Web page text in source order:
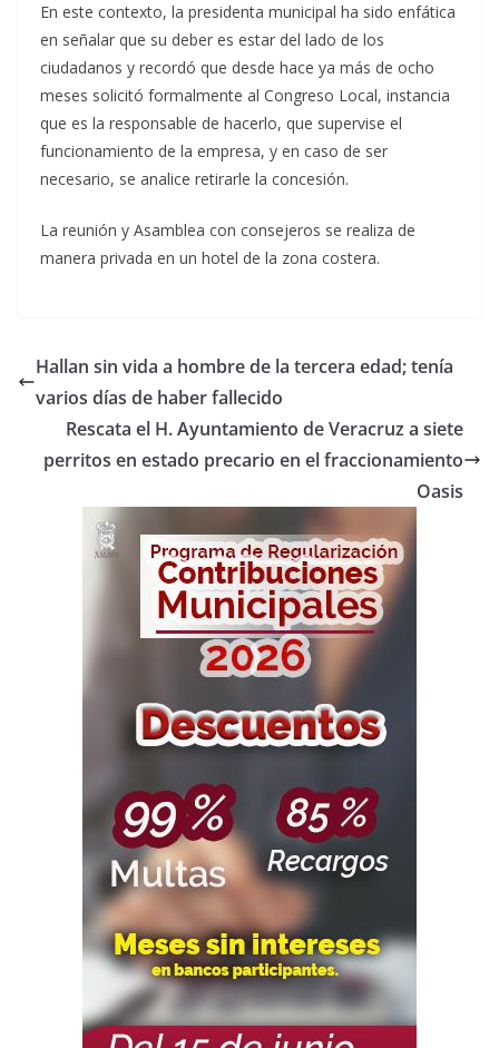
En este contexto, la presidenta municipal ha sido enfática
en señalar que su deber es estar del lado de los
ciudadanos y recordó que desde hace ya más de ocho
meses solicitó formalmente al Congreso Local, instancia
que es la responsable de hacerlo, que supervise el
funcionamiento de la empresa, y en caso de ser
necesario, se analice retirarle la concesión.
La reunión y Asamblea con consejeros se realiza de
manera privada en un hotel de la zona costera.
Hallan sin vida a hombre de la tercera edad; tenía
varios días de haber fallecido
Rescata el H. Ayuntamiento de Veracruz a siete
perritos en estado precario en el fraccionamiento
Oasis